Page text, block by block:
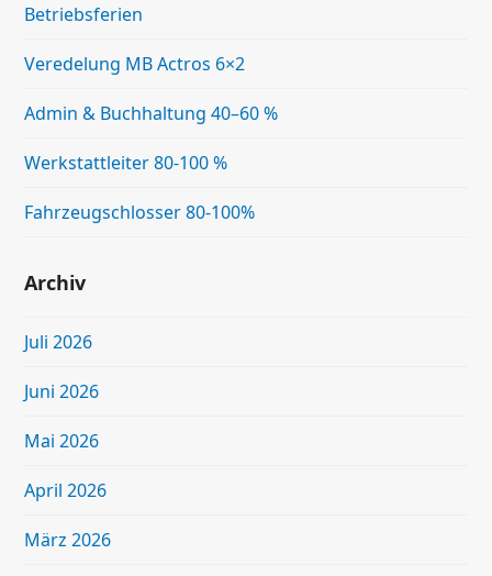
Betriebsferien
Veredelung MB Actros 6×2
Admin & Buchhaltung 40–60 %
Werkstattleiter 80-100 %
Fahrzeugschlosser 80-100%
Archiv
Juli 2026
Juni 2026
Mai 2026
April 2026
März 2026